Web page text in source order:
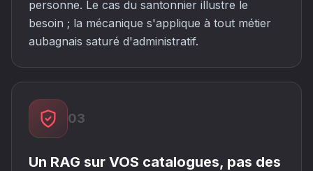
personne. Le cas du santonnier illustre le
besoin ; la mécanique s'applique à tout métier
aubagnais saturé d'administratif.
03
Un RAG sur VOS catalogues, pas des